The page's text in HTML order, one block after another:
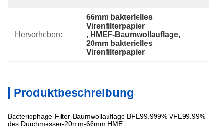
Hervorheben:
66mm bakterielles
Virenfilterpapier
, HMEF-Baumwollauflage,
20mm bakterielles
Virenfilterpapier
Produktbeschreibung
Bacteriophage-Filter-Baumwollauflage BFE99.999% VFE99.99%
des Durchmesser-20mm-66mm HME